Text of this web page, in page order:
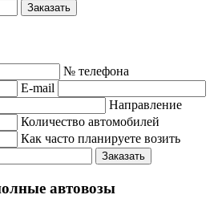
Заказать
№ телефона
E-mail
Направление
Количество автомобилей
Как часто планируете возить
Заказать
автовозы